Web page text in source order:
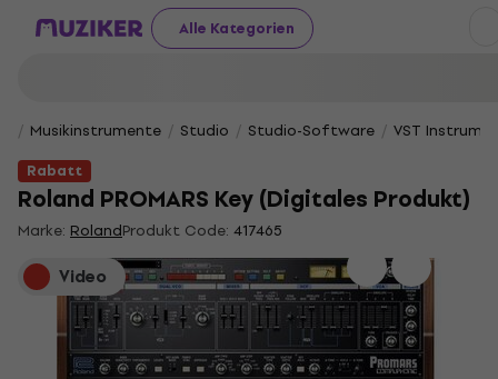
Alle Kategorien
Musikinstrumente Studio Studio-Software
VST
Rabatt
Roland PROMARS Key (Digitales Produkt)
Marke: RolandProdukt Code: 417465
Video